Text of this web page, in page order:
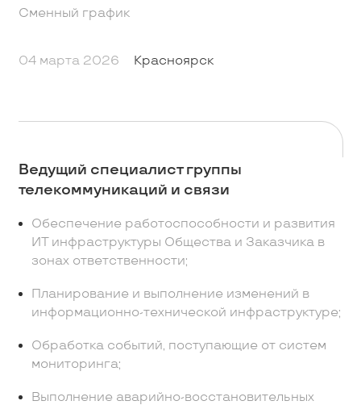
Сменный график
04 марта 2026 Красноярск
Ведущий специалист группы
телекоммуникаций и связи
Обеспечение работоспособности и развития
ИТ инфраструктуры Общества и Заказчика в
зонах ответственности;
Планирование и выполнение изменений в
информационно-технической инфраструктуре;
Обработка событий, поступающие от систем
мониторинга;
Выполнение аварийно-восстановительных